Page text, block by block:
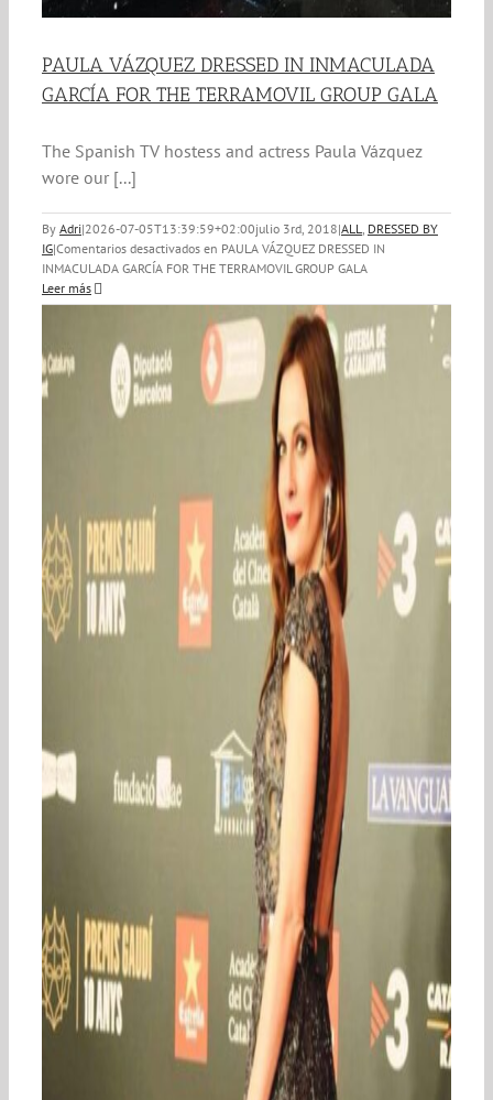
PAULA VÁZQUEZ DRESSED IN INMACULADA
GARCÍA FOR THE TERRAMOVIL GROUP GALA
The Spanish TV hostess and actress Paula Vázquez
wore our [...]
By Adri|2026-07-05T13:39:59+02:00julio 3rd, 2018|ALL, DRESSED BY
IG|Comentarios desactivados en PAULA VÁZQUEZ DRESSED IN
INMACULADA GARCÍA FOR THE TERRAMOVIL GROUP GALA
Leer más